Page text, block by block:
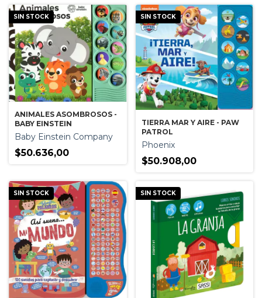
SIN STOCK
ANIMALES ASOMBROSOS -
BABY EINSTEIN
Baby Einstein Company
$50.636,00
SIN STOCK
TIERRA MAR Y AIRE - PAW
PATROL
Phoenix
$50.908,00
SIN STOCK SIN STOCK